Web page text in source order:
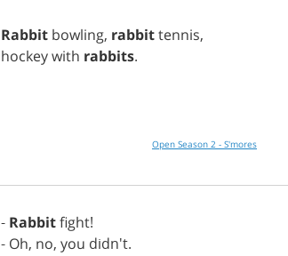
Rabbit bowling, rabbittennis,
hockeywith rabbits.
Open Season 2 - S'mores
- Rabbitfight!
- Oh, no, you didn't.